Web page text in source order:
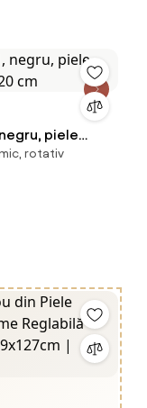
piele
cm
rotativ